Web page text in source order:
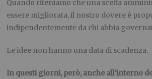
Quando riteniamo che una scelta
essere migliorata, il nostro dovere è
indipendentemente da chi abbia
Le idee non hanno una data di scadenza.
In questi giorni, però, anche all’interno